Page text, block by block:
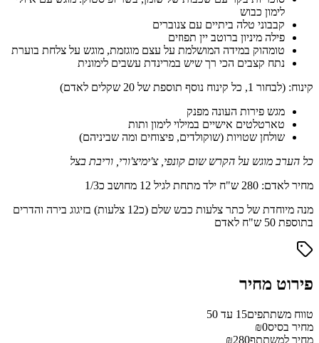
לימון כבוש
קבבוני טלה ביתיים עם צנוברים
פילה מיניון ברוטב יין תפוזים
טומהוק במידה המושלמת על עצם מוגזמת, מוגש על צלחת בוערת
נתח קצבים הכי רך שיש במרינדת עשבים לימונית
קינוח: (לבחור 1, כל קינוח נוסף תוספת של 20 שקלים לאדם)
מגש פירות העונה מפנק
טארטלטים אישיים במילוי לימון ותות
שולחן שטויות (שוקולדים, פיצוחים ומה שביניהם)
כל הערב מוגש על הקרש שום קונפי, צ'ימיצ'ורי, וריבת בצל
מחיר לאדם: 280 ש"ח ילד מתחת לגיל 12 מחושב כ1/3
מנה מיוחדת של כתר צלעות כבש שלם (כ12 צלעות) בזיגוג בירה והדרים
בתוספת 50 ש"ח לאדם
פירוט מחיר
טווח משתתפים15 עד 50
מחיר בסיס₪0
מחיר למשתתף₪280